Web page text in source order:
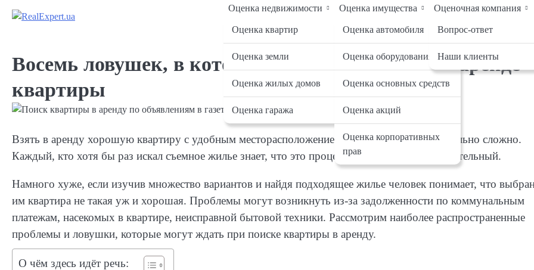
Оценка недвижимости
Оценка квартир
Оценка земли
Оценка жилых домов
Оценка гаража
Оценка имущества
Оценка автомобиля
Оценка оборудования
Оценка основных средств
Оценка акций
Оценка корпоративных
прав
Оценочная компания
Вопрос-ответ
Наши клиенты
Контакты
Восемь ловушек, в которые можно попасть при аренде
квартиры
Взять в аренду хорошую квартиру с удобным месторасположением по выгодной цене довольно сложно.
Каждый, кто хотя бы раз искал съемное жилье знает, что это процесс крайне сложный и длительный.
Намного хуже, если изучив множество вариантов и найдя подходящее жилье человек понимает, что
им квартира не такая уж и хорошая. Проблемы могут возникнуть из-за задолженности по коммунальным
платежам, насекомых в квартире, неисправной бытовой техники. Рассмотрим наиболее распространенные
проблемы и ловушки, которые могут ждать при поиске квартиры в аренду.
О чём здесь идёт речь: